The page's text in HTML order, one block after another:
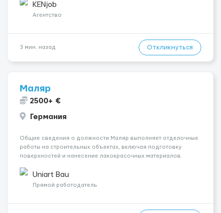
загранпаспорта; Рабочая виза. Контракт от четырех месяцев
до год...
KENjob
Агентство
3 мин. назад Откликнуться
Маляр
2500+ €
Германия
Общие сведения о должности Маляр выполняет отделочные
работы на строительных объектах, включая подготовку
поверхностей и нанесение лакокрасочных материалов.
профессионалов на месте, приглашения делаем только для
профессионалов с доказательным портф...
Uniart Bau
Прямой работодатель